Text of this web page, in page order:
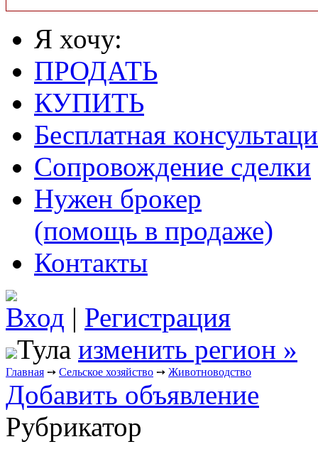
Я хочу:
ПРОДАТЬ
КУПИТЬ
Бесплатная
Сопровождение сделки
Нужен брокер
(помощь в продаже)
Контакты
Вход | Регистрация
Тула изменить регион »
Главная ➙ Сельское хозяйство ➙ Животноводство
Добавить объявление
Рубрикатор